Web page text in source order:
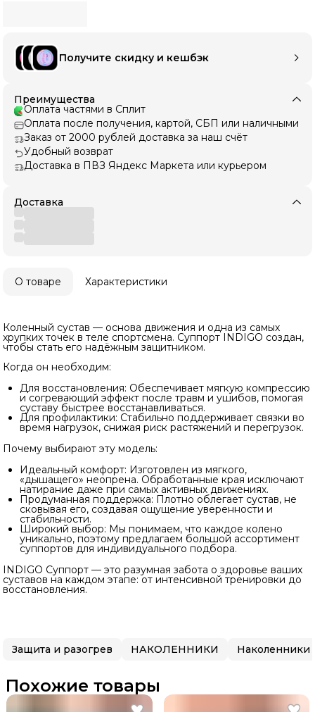
Получите скидку и кешбэк
Преимущества
Оплата частями в Сплит
Оплата после получения, картой, СБП или наличными
Заказ от 2000 рублей доставка за наш счёт
Удобный возврат
Доставка в ПВЗ Яндекс Маркета или курьером
Доставка
О товаре Характеристики
Коленный сустав — основа движения и одна из самых
хрупких точек в теле спортсмена. Суппорт INDIGO создан,
чтобы стать его надёжным защитником.
Когда он необходим:
Для восстановления: Обеспечивает мягкую компрессию
и согревающий эффект после травм и ушибов, помогая
суставу быстрее восстанавливаться.
Для профилактики: Стабильно поддерживает связки во
время нагрузок, снижая риск растяжений и перегрузок.
Почему выбирают эту модель:
Идеальный комфорт: Изготовлен из мягкого,
«дышащего» неопрена. Обработанные края исключают
натирание даже при самых активных движениях.
Продуманная поддержка: Плотно облегает сустав, не
сковывая его, создавая ощущение уверенности и
стабильности.
Широкий выбор: Мы понимаем, что каждое колено
уникально, поэтому предлагаем большой ассортимент
суппортов для индивидуального подбора.
INDIGO Суппорт — это разумная забота о здоровье ваших
суставов на каждом этапе: от интенсивной тренировки до
восстановления.
Защита и разогрев НАКОЛЕННИКИ Наколенники
Похожие товары